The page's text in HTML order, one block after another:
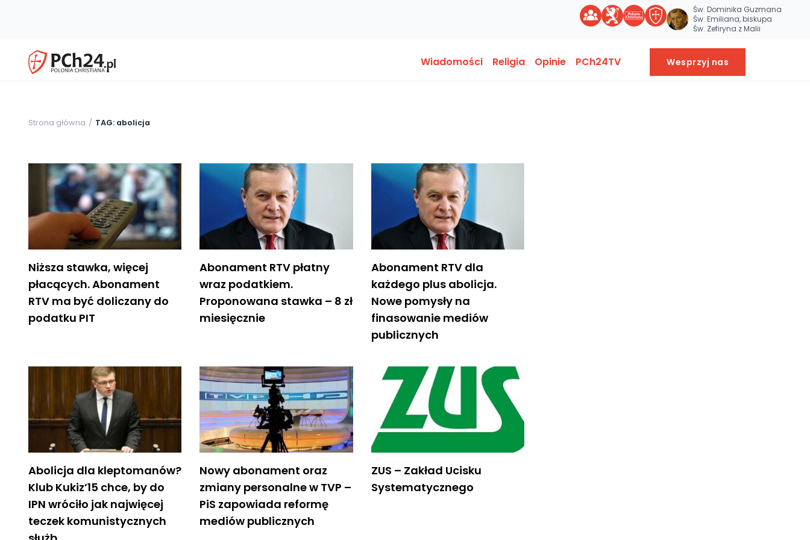
Św. Dominika Guzmana
Św. Emiliana, biskupa
Św. Zefiryna z Malii
Wiadomości Religia Opinie PCh24TV Wesprzyj nas
Strona główna TAG: abolicja
Niższa stawka, więcej
płacących. Abonament
RTV ma być doliczany do
podatku PIT
Abonament RTV płatny
wraz podatkiem.
Proponowana stawka – 8 zł
miesięcznie
Abonament RTV dla
każdego plus abolicja.
Nowe pomysły na
finasowanie mediów
publicznych
Abolicja dla kleptomanów?
Klub Kukiz’15 chce, by do
IPN wróciło jak najwięcej
teczek komunistycznych
Nowy abonament oraz
zmiany personalne w TVP –
PiS zapowiada reformę
mediów publicznych
ZUS – Zakład Ucisku
Systematycznego